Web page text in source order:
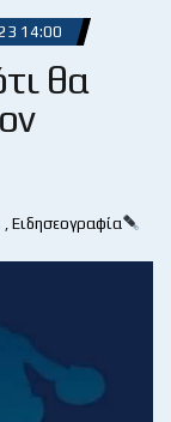
14:00
θα
Ειδησεογραφία